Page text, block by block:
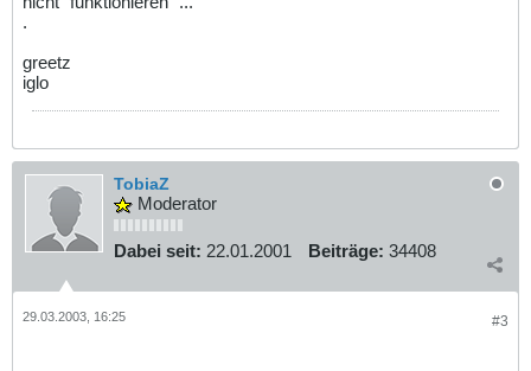
.
greetz
iglo
TobiaZ
Moderator
Dabei seit: 22.01.2001 Beiträge: 34408
#3
29.03.2003, 16:25